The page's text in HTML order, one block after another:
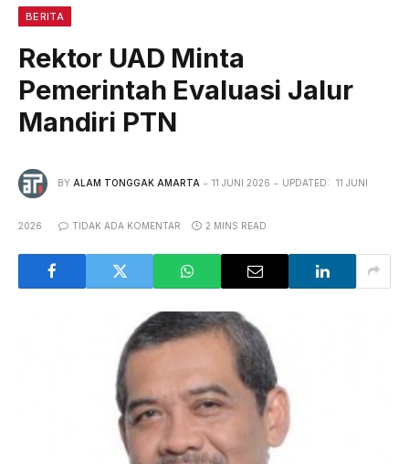
BERITA
Rektor UAD Minta
Pemerintah Evaluasi Jalur
Mandiri PTN
BY ALAM TONGGAK AMARTA 11 JUNI 2026 UPDATED: 11 JUNI
2026 TIDAK ADA KOMENTAR 2 MINS READ